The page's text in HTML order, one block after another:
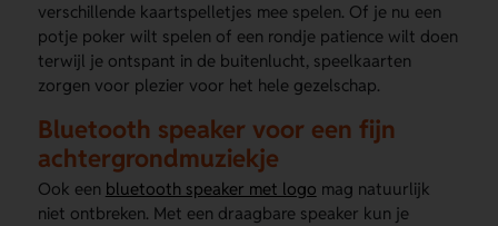
verschillende kaartspelletjes mee spelen. Of je nu een
potje poker wilt spelen of een rondje patience wilt doen
terwijl je ontspant in de buitenlucht, speelkaarten
zorgen voor plezier voor het hele gezelschap.
Bluetooth speaker voor een fijn
achtergrondmuziekje
Ook een bluetooth speaker met logo mag natuurlijk
niet ontbreken. Met een draagbare speaker kun je